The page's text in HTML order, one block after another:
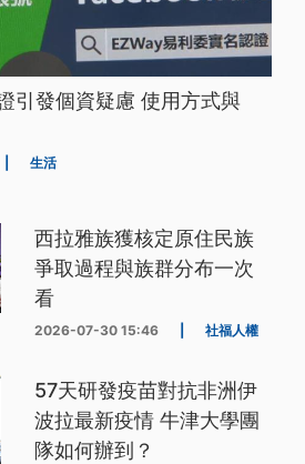
引發個資疑慮 使用方式與
生活
西拉雅族獲核定原住民族
爭取過程與族群分布一次
看
2026-07-30 15:46 社福人權
57天研發疫苗對抗非洲伊
波拉最新疫情 牛津大學團
隊如何辦到？